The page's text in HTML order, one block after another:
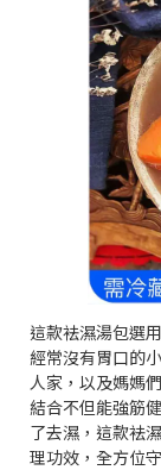
這款袪濕湯包選
經常沒有胃口的
人家，以及媽媽
結合不但能強筋
了去濕，這款袪
理功效，全方位